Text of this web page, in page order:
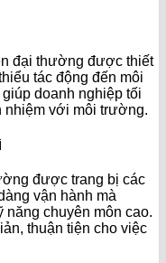
đại thường được thiết
tác động đến môi
doanh nghiệp tối
nhiệm với môi trường.
được trang bị các
vận hành mà
chuyên môn cao.
thuận tiện cho việc